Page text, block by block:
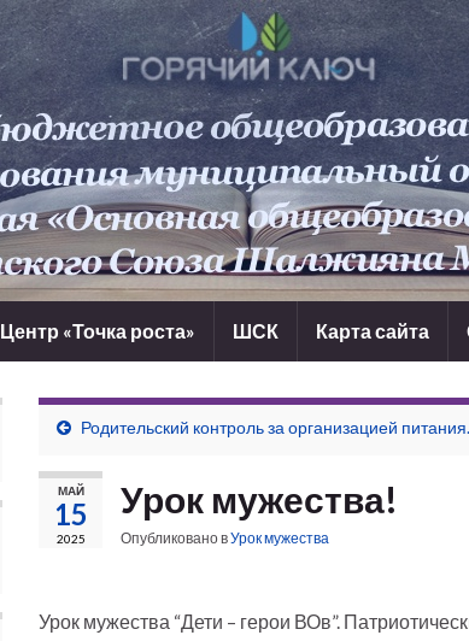
Центр «Точка роста» ШСК Карта сайта
Родительский контроль за организацией питания.
МАЙ
15
2025
Урок мужества!
Опубликовано вУрок мужества
Урок мужества “Дети – герои ВОв”.